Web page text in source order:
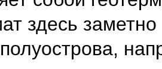
здесь